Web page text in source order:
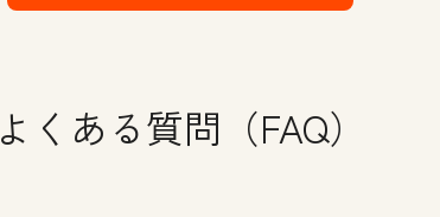
よくある質問（FAQ）